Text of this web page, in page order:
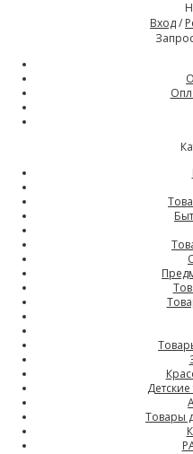
Вход/
Товары